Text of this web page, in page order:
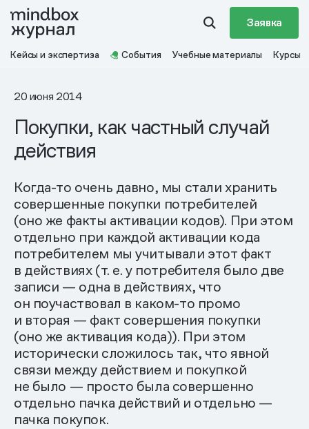
Заявка
Кейсы и экспертиза События Учебные материалы Курсы
20 июня 2014
Покупки, как частный случай
действия
Когда-то очень давно, мы стали хранить
совершенные покупки потребителей
(оно же факты активации кодов). При этом
отдельно при каждой активации кода
потребителем мы учитывали этот факт
в действиях (т. е. у потребителя было две
записи — одна в действиях, что
он поучаствовал в каком-то промо
и вторая — факт совершения покупки
(оно же активация кода)). При этом
исторически сложилось так, что явной
связи между действием и покупкой
не было — просто была совершенно
отдельно пачка действий и отдельно —
пачка покупок.